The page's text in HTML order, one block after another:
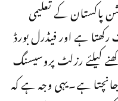
پاکستان کے تعلیمی
ہے اور فیڈرل بورڈ
کیلئے رزلٹ پروسیسنگ
ہے۔یہی وجہ ہے کہ